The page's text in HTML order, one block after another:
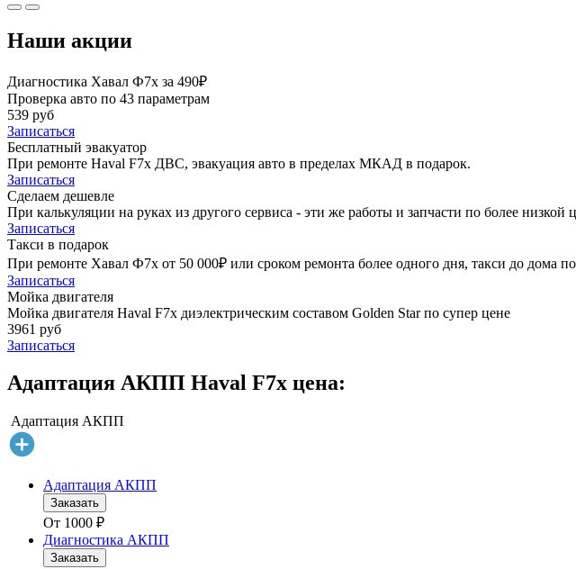
Наши акции
Диагностика Хавал Ф7х за 490₽
Проверка авто по 43 параметрам
539 руб
Записаться
Бесплатный эвакуатор
При ремонте Haval F7x ДВС, эвакуация авто в пределах МКАД в подарок.
Записаться
Сделаем дешевле
При калькуляции на руках из другого сервиса - эти же работы и запчасти по более низкой
Записаться
Такси в подарок
При ремонте Хавал Ф7х от 50 000₽ или сроком ремонта более одного дня, такси до дома
Записаться
Мойка двигателя
Мойка двигателя Haval F7x диэлектрическим составом Golden Star по супер цене
3961 руб
Записаться
Адаптация АКПП Haval F7x цена:
Адаптация АКПП
Адаптация АКПП
Заказать
От 1000 ₽
Диагностика АКПП
Заказать